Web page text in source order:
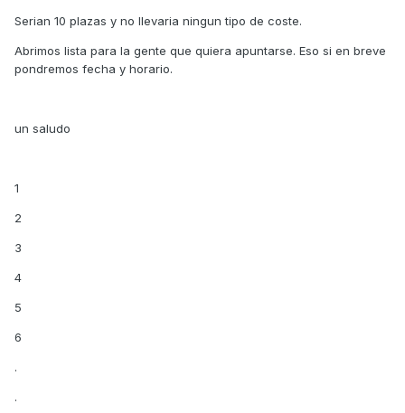
Serian 10 plazas y no llevaria ningun tipo de coste.
Abrimos lista para la gente que quiera apuntarse. Eso si en breve
pondremos fecha y horario.
un saludo
1
2
3
4
5
6
.
.